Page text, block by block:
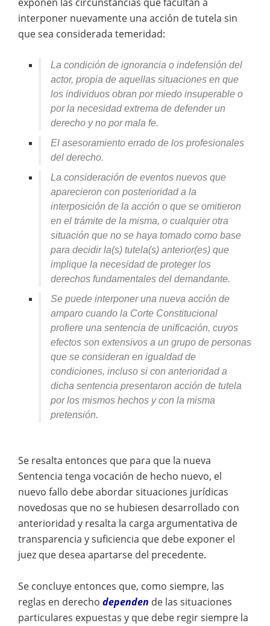
interponer nuevamente una acción de tutela sin
que sea considerada temeridad:
La condición de ignorancia o indefensión del
actor, propia de aquellas situaciones en que
los individuos obran por miedo insuperable o
por la necesidad extrema de defender un
derecho y no por mala fe.
El asesoramiento errado de los profesionales
del derecho.
La consideración de eventos nuevos que
aparecieron con posterioridad a la
interposición de la acción o que se omitieron
en el trámite de la misma, o cualquier otra
situación que no se haya tomado como base
para decidir la(s) tutela(s) anterior(es) que
implique la necesidad de proteger los
derechos fundamentales del demandante.
Se puede interponer una nueva acción de
amparo cuando la Corte Constitucional
profiere una sentencia de unificación, cuyos
efectos son extensivos a un grupo de personas
que se consideran en igualdad de
condiciones, incluso si con anterioridad a
dicha sentencia presentaron acción de tutela
por los mismos hechos y con la misma
pretensión.
Se resalta entonces que para que la nueva
Sentencia tenga vocación de hecho nuevo, el
nuevo fallo debe abordar situaciones jurídicas
novedosas que no se hubiesen desarrollado con
anterioridad y resalta la carga argumentativa de
transparencia y suficiencia que debe exponer el
juez que desea apartarse del precedente.
Se concluye entonces que, como siempre, las
reglas en derecho dependen de las situaciones
particulares expuestas y que debe regir siempre la